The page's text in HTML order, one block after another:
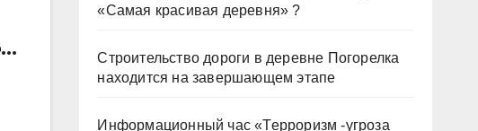
«Самая красивая деревня» ?
Строительство дороги в деревне Погорелка
находится на завершающем этапе
Информационный час «Терроризм -угроза